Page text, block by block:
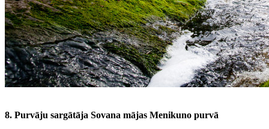
8. Purvāju sargātāja Sovana mājas Menikuno purvā